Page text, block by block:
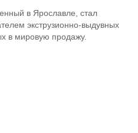
в Ярославле, стал
экструзионно-выдувных
в мировую продажу.